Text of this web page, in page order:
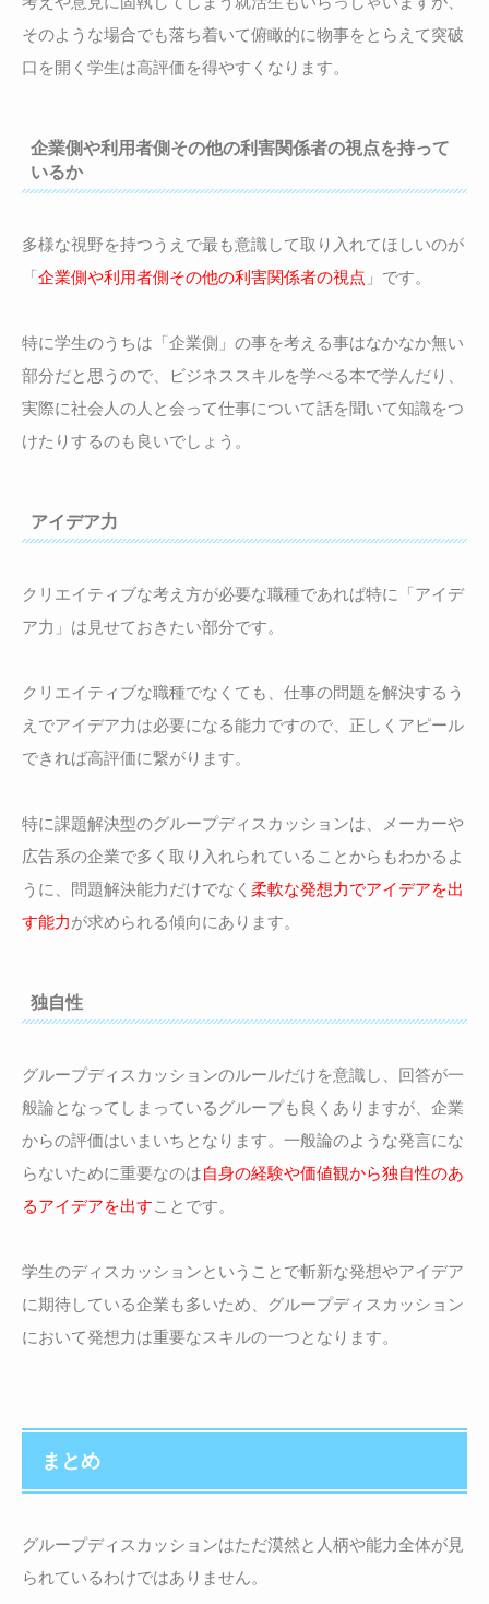
そのような場合でも落ち着いて俯瞰的に物事をとらえて突破
口を開く学生は高評価を得やすくなります。
企業側や利用者側その他の利害関係者の視点を持って
いるか
多様な視野を持つうえで最も意識して取り入れてほしいのが
「企業側や利用者側その他の利害関係者の視点 」です。
特に学生のうちは「企業側」の事を考える事はなかなか無い
部分だと思うので、ビジネススキルを学べる本で学んだり、
実際に社会人の人と会って仕事について話を聞いて知識をつ
けたりするのも良いでしょう。
アイデア力
クリエイティブな考え方が必要な職種であれば特に「アイデ
ア力」は見せておきたい部分です。
クリエイティブな職種でなくても、仕事の問題を解決するう
えでアイデア力は必要になる能力ですので、正しくアピール
できれば高評価に繋がります。
特に課題解決型のグループディスカッションは、メーカーや
広告系の企業で多く取り入れられていることからもわかるよ
うに、問題解決能力だけでなく 柔軟な発想力でアイデアを出
す能力が求められる傾向にあります。
独自性
グループディスカッションのルールだけを意識し、回答が一
般論となってしまっているグループも良くありますが、企業
からの評価はいまいちとなります。一般論のような発言にな
らないために重要なのは自身の経験や価値観から独自性のあ
るアイデアを出すことです。
学生のディスカッションということで斬新な発想やアイデア
に期待している企業も多いため、グループディスカッション
において発想力は重要なスキルの一つとなります。
まとめ
グループディスカッションはただ漠然と人柄や能力全体が見
られているわけではありません。